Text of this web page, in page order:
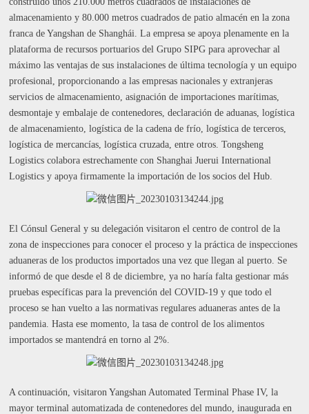
almacenamiento y 80.000 metros cuadrados de patio almacén en la zona
franca de Yangshan de Shanghái. La empresa se apoya plenamente en la
plataforma de recursos portuarios del Grupo SIPG para aprovechar al
máximo las ventajas de sus instalaciones de última tecnología y un equipo
profesional, proporcionando a las empresas nacionales y extranjeras
servicios de almacenamiento, asignación de importaciones marítimas,
desmontaje y embalaje de contenedores, declaración de aduanas, logística
de almacenamiento, logística de la cadena de frío, logística de terceros,
logística de mercancías, logística cruzada, entre otros. Tongsheng
Logistics colabora estrechamente con Shanghai Juerui International
Logistics y apoya firmamente la importación de los socios del Hub.
El Cónsul General y su delegación visitaron el centro de control de la
zona de inspecciones para conocer el proceso y la práctica de inspecciones
aduaneras de los productos importados una vez que llegan al puerto. Se
informó de que desde el 8 de diciembre, ya no haría falta gestionar más
pruebas específicas para la prevención del COVID-19 y que todo el
proceso se han vuelto a las normativas regulares aduaneras antes de la
pandemia. Hasta ese momento, la tasa de control de los alimentos
importados se mantendrá en torno al 2%.
A continuación, visitaron Yangshan Automated Terminal Phase IV, la
mayor terminal automatizada de contenedores del mundo, inaugurada en